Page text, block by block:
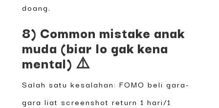
doang.
8) Common mistake anak
muda (biar lo gak kena
mental) ⚠️
Salah satu kesalahan: FOMO beli gara-
gara liat screenshot return 1 hari/1